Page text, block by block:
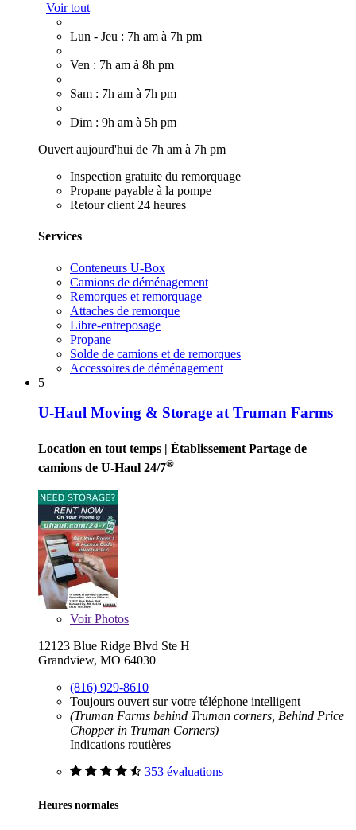
Voir tout
Lun - Jeu : 7h am à 7h pm
Ven : 7h am à 8h pm
Sam : 7h am à 7h pm
Dim : 9h am à 5h pm
Ouvert aujourd'hui de 7h am à 7h pm
Inspection gratuite du remorquage
Propane payable à la pompe
Retour client 24 heures
Services
Conteneurs U-Box
Camions de déménagement
Remorques et remorquage
Attaches de remorque
Libre-entreposage
Propane
Solde de camions et de remorques
Accessoires de déménagement
5
U-Haul Moving & Storage at Truman Farms
Location en tout temps | Établissement Partage de
camions de U-Haul 24/7®
VoirPhotos
12123 Blue Ridge Blvd Ste H
Grandview, MO 64030
(816) 929-8610
Toujours ouvert sur votre téléphone intelligent
(Truman Farms behind Truman corners, Behind Price
Chopper in Truman Corners)
Indications routières
353 évaluations
Heures normales